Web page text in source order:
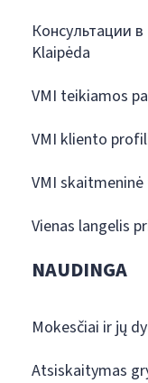
Консультации
Klaipėda
VMI teikiamos
VMI kliento
VMI
Vienas langelis
NAUDINGA
Mokesčiai ir jų
Atsiskaitymas